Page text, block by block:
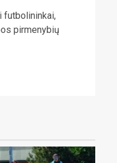
futbolininkai,
pirmenybių